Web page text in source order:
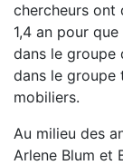
chercheurs ont
1,4 an pour
dans le groupe
dans le groupe
mobiliers.
Au milieu des
Arlene Blum et